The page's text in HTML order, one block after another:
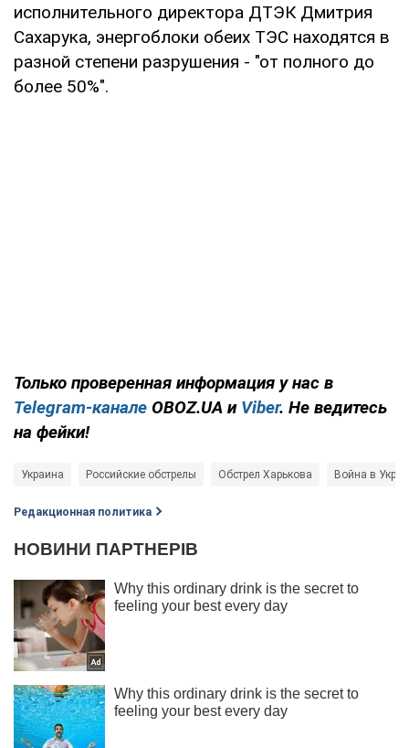
исполнительного директора ДТЭК Дмитрия
Сахарука, энергоблоки обеих ТЭС находятся в
разной степени разрушения - "от полного до
более 50%".
Только проверенная информация у нас в
Telegram-канале OBOZ.UA и Viber. Не ведитесь
на фейки!
Украина Российские обстрелы Обстрел Харькова Война в
Редакционная политика